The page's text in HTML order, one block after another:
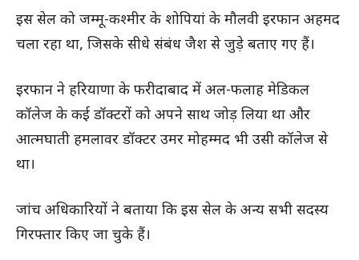
इस सेल को जम्मू-कश्मीर के शोपियां के मौलवी इरफान अहमद
चला रहा था, जिसके सीधे संबंध जैश से जुड़े बताए गए हैं।
इरफान ने हरियाणा के फरीदाबाद में अल-फलाह मेडिकल
कॉलेज के कई डॉक्टरों को अपने साथ जोड़ लिया था और
आत्मघाती हमलावर डॉक्टर उमर मोहम्मद भी उसी कॉलेज से
था।
जांच अधिकारियों ने बताया कि इस सेल के अन्य सभी सदस्य
गिरफ्तार किए जा चुके हैं।